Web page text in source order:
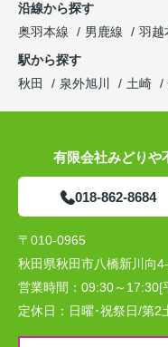
沿線から探す
奥羽本線
男鹿線 羽越
駅から探す
秋田
泉外旭川 土崎
有限会社みどり
018-862-8684
〒010-0965
秋田県秋田市八橋新川向
営業時間： 09:30～17:30[
定休日： 日曜･祝祭日/第2